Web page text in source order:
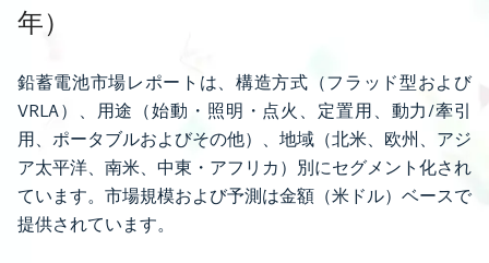
年）
鉛蓄電池市場レポートは、構造方式（フラッド型および
VRLA）、用途（始動・照明・点火、定置用、動力/牽引
用、ポータブルおよびその他）、地域（北米、欧州、アジ
ア太平洋、南米、中東・アフリカ）別にセグメント化され
ています。市場規模および予測は金額（米ドル）ベースで
提供されています。